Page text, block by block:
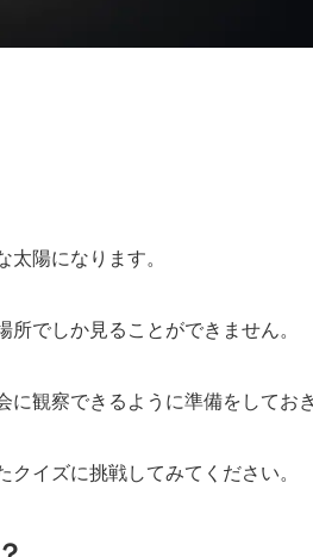
陽になります。
所でしか見ることができません。
観察できるように準備をしてお
イズに挑戦してみてください。